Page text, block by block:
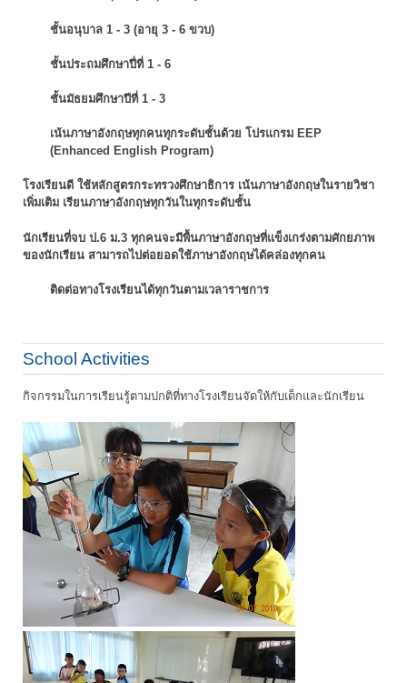
ชั้นอนุบาล 1 - 3 (อายุ 3 - 6 ขวบ)
ชั้นประถมศึกษาปี่ที่ 1 - 6
ชั้นมัธยมศึกษาปีที่ 1 - 3
เน้นภาษาอังกฤษทุกคนทุกระดับชั้นด้วย โปรแกรม EEP
(Enhanced English Program)
โรงเรียนดี ใช้หลักสูตรกระทรวงศึกษาธิการ เน้นภาษาอังกฤษในรายวิชา
เพิ่มเติม เรียนภาษาอังกฤษทุกวันในทุกระดับชั้น
นักเรียนที่จบ ป.6 ม.3 ทุกคนจะมีพื้นภาษาอังกฤษที่แข็งเกร่งตามศักยภาพ
ของนักเรียน สามารถไปต่อยอดใช้ภาษาอังกฤษได้คล่องทุกคน
ติดต่อทางโรงเรียนได้ทุกวันตามเวลาราชการ
School Activities
กิจกรรมในการเรียนรู้ตามปกติที่ทางโรงเรียนจัดให้กับเด็กและนักเรียน